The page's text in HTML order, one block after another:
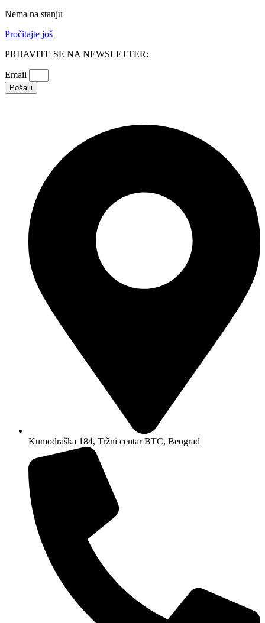
Nema na stanju
Pročitajte još
PRIJAVITE SE NA NEWSLETTER:
Email
Pošalji
Kumodraška 184, Tržni centar BTC, Beograd